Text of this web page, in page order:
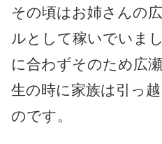
その頃はお姉さんの
ルとして稼いでいま
に合わずそのため広
生の時に家族は引っ
のです。